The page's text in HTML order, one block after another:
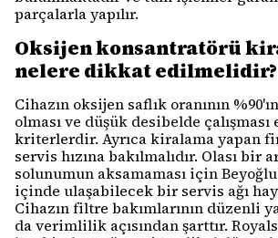
parçalarla yapılır.
Oksijen konsantratörü
nelere dikkat edilmelidir?
Cihazın oksijen saflık oranının
olması ve düşük desibelde
kriterlerdir. Ayrıca kiralama yapan
servis hızına bakılmalıdır. Olası bir
solunumun aksamaması için
içinde ulaşabilecek bir servis ağı
Cihazın filtre bakımlarının düzenli
da verimlilik açısından şarttır.